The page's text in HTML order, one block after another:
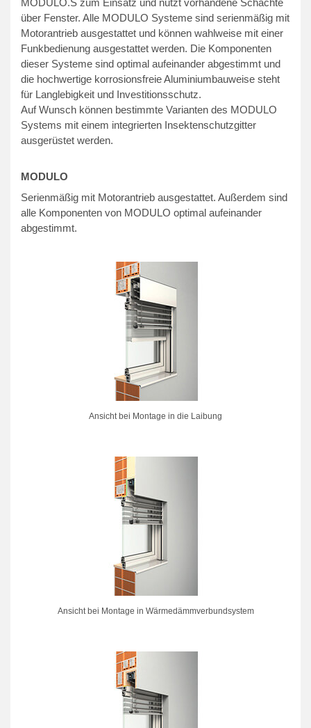
MODULO.S zum Einsatz und nutzt vorhandene Schächte
über Fenster. Alle MODULO Systeme sind serienmäßig mit
Motorantrieb ausgestattet und können wahlweise mit einer
Funkbedienung ausgestattet werden. Die Komponenten
dieser Systeme sind optimal aufeinander abgestimmt und
die hochwertige korrosionsfreie Aluminiumbauweise steht
für Langlebigkeit und Investitionsschutz.
Auf Wunsch können bestimmte Varianten des MODULO
Systems mit einem integrierten Insektenschutzgitter
ausgerüstet werden.
MODULO
Serienmäßig mit Motorantrieb ausgestattet. Außerdem sind
alle Komponenten von MODULO optimal aufeinander
abgestimmt.
Ansicht bei Montage in die Laibung
Ansicht bei Montage in Wärmedämmverbundsystem